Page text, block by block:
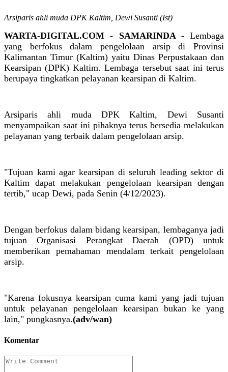
Arsiparis ahli muda DPK Kaltim, Dewi Susanti (Ist)
WARTA-DIGITAL.COM - SAMARINDA - Lembaga
yang berfokus dalam pengelolaan arsip di Provinsi
Kalimantan Timur (Kaltim) yaitu Dinas Perpustakaan dan
Kearsipan (DPK) Kaltim. Lembaga tersebut saat ini terus
berupaya tingkatkan pelayanan kearsipan di Kaltim.
Arsiparis ahli muda DPK Kaltim, Dewi Susanti
menyampaikan saat ini pihaknya terus bersedia melakukan
pelayanan yang terbaik dalam pengelolaan arsip.
"Tujuan kami agar kearsipan di seluruh leading sektor di
Kaltim dapat melakukan pengelolaan kearsipan dengan
tertib," ucap Dewi, pada Senin (4/12/2023).
Dengan berfokus dalam bidang kearsipan, lembaganya jadi
tujuan Organisasi Perangkat Daerah (OPD) untuk
memberikan pemahaman mendalam terkait pengelolaan
arsip.
"Karena fokusnya kearsipan cuma kami yang jadi tujuan
untuk pelayanan pengelolaan kearsipan bukan ke yang
lain," pungkasnya.(adv/wan)
Komentar